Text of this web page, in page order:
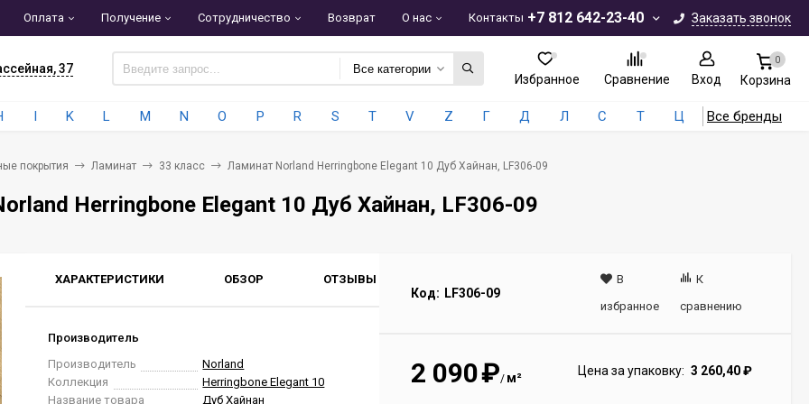
+7 812 642-23-40 Заказать звонок
Оплата Получение Сотрудничество Возврат О нас Контакты
37 Все категории
Избранное Сравнение Вход
0
Корзина
I K L M N O P R S T V Z Г Д Л С Т Ц Все бренды
покрытия Ламинат 33 класс Ламинат Norland Herringbone Elegant 10 Дуб Хайнан, LF306-09
Herringbone Elegant 10 Дуб Хайнан, LF306-09
ХАРАКТЕРИСТИКИ ОБЗОР ОТЗЫВЫ
Производитель
Производитель
Norland
Коллекция
Herringbone Elegant 10
Название товара
Дуб Хайнан
Код: LF306-09
В
избранное
К
сравнению
2 090₽/ м² Цена за упаковку: 3 260,40₽